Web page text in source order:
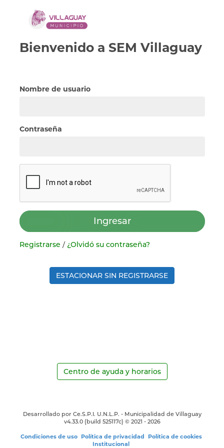
Bienvenido a SEM Villaguay
Nombre de usuario
Contraseña
Ingresar
Registrarse / ¿Olvidó su contraseña?
ESTACIONAR SIN REGISTRARSE
Centro de ayuda y horarios
Desarrollado por Ce.S.P.I. U.N.L.P. - Municipalidad de Villaguay
v4.33.0 (build 525117c) © 2021 - 2026
Condiciones de uso Política de privacidad
Política de cookies
Institucional